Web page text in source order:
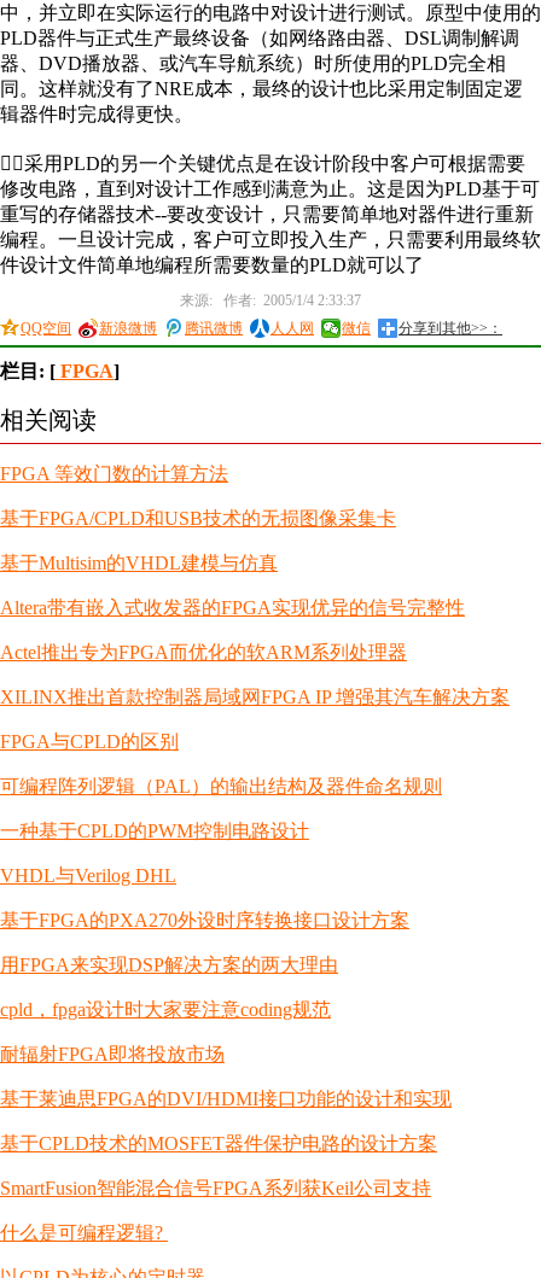
中，并立即在实际运行的电路中对设计进行测试。原型中使用的
PLD器件与正式生产最终设备（如网络路由器、DSL调制解调
器、DVD播放器、或汽车导航系统）时所使用的PLD完全相
同。这样就没有了NRE成本，最终的设计也比采用定制固定逻
辑器件时完成得更快。
采用PLD的另一个关键优点是在设计阶段中客户可根据需要
修改电路，直到对设计工作感到满意为止。这是因为PLD基于可
重写的存储器技术--要改变设计，只需要简单地对器件进行重新
编程。一旦设计完成，客户可立即投入生产，只需要利用最终软
件设计文件简单地编程所需要数量的PLD就可以了
来源: 作者: 2005/1/4 2:33:37
QQ空间
新浪微博 腾讯微博 人人网 微信 分享到其他>>：
栏目: [ FPGA]
相关阅读
FPGA 等效门数的计算方法
基于FPGA/CPLD和USB技术的无损图像采集卡
基于Multisim的VHDL建模与仿真
Altera带有嵌入式收发器的FPGA实现优异的信号完整性
Actel推出专为FPGA而优化的软ARM系列处理器
XILINX推出首款控制器局域网FPGA IP 增强其汽车解决方案
FPGA与CPLD的区别
可编程阵列逻辑（PAL）的输出结构及器件命名规则
一种基于CPLD的PWM控制电路设计
VHDL与Verilog DHL
基于FPGA的PXA270外设时序转换接口设计方案
用FPGA来实现DSP解决方案的两大理由
cpld，fpga设计时大家要注意coding规范
耐辐射FPGA即将投放市场
基于莱迪思FPGA的DVI/HDMI接口功能的设计和实现
基于CPLD技术的MOSFET器件保护电路的设计方案
SmartFusion智能混合信号FPGA系列获Keil公司支持
什么是可编程逻辑?